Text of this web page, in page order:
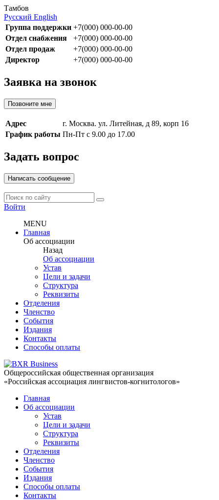
Тамбов
Русский English
Группа поддержки +7(000) 000-00-00
Отдел снабжения
+7(000) 000-00-00
Отдел продаж
+7(000) 000-00-00
Директор
+7(000) 000-00-00
Заявка на звонок
Позвоните мне
Адрес
г. Москва. ул. Литейная, д 89, корп 16
График работы Пн-Пт с 9.00 до 17.00
Задать вопрос
Написать сообщение
Войти
MENU
Главная
Об ассоциации
Назад
Об ассоциации
Устав
Цели и задачи
Структура
Реквизиты
Отделения
Членство
События
Издания
Контакты
Способы оплаты
Общероссийская общественная организация
«Российская ассоциация лингвистов-когнитологов»
Главная
Об ассоциации
Устав
Цели и задачи
Структура
Реквизиты
Отделения
Членство
События
Издания
Способы оплаты
Контакты